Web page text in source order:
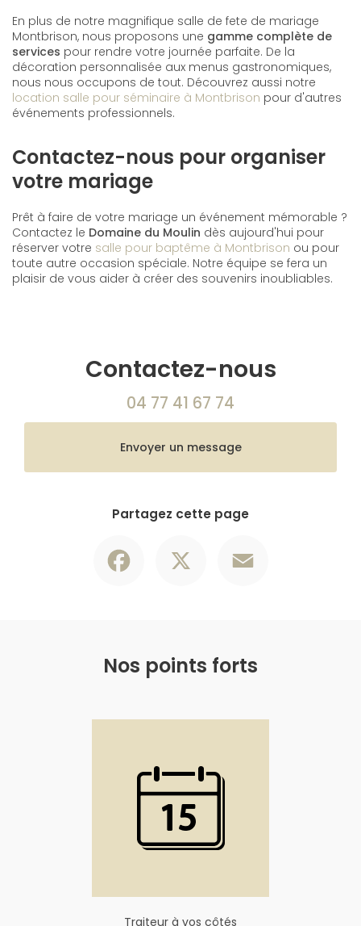
En plus de notre magnifique salle de fete de mariage
Montbrison, nous proposons une gamme complète de
services pour rendre votre journée parfaite. De la
décoration personnalisée aux menus gastronomiques,
nous nous occupons de tout. Découvrez aussi notre
location salle pour séminaire à Montbrison pour d'autres
événements professionnels.
Contactez-nous pour organiser
votre mariage
Prêt à faire de votre mariage un événement mémorable ?
Contactez le Domaine du Moulin dès aujourd'hui pour
réserver votre salle pour baptême à Montbrison ou pour
toute autre occasion spéciale. Notre équipe se fera un
plaisir de vous aider à créer des souvenirs inoubliables.
Contactez-nous
04 77 41 67 74
Envoyer un message
Partagez cette page
Nos points forts
Traiteur à vos côtés